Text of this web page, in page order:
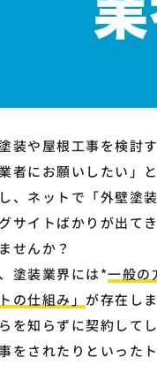
装や屋根工事を検討
者にお願いしたい」
、ネットで「外壁塗
サイトばかりが出て
せんか？
塗装業界には*一般の
の仕組み」 が存在しま
を知らずに契約して
をされたりといった